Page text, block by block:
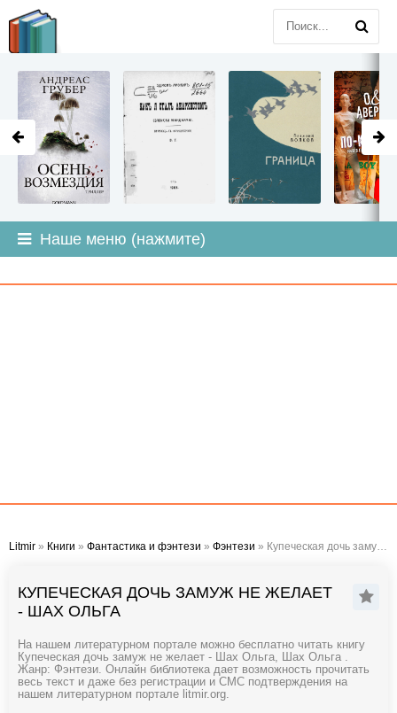
Наше меню (нажмите)
Litmir » Книги » Фантастика и фэнтези » Фэнтези » Купеческая дочь замуж не желает - Шах Ольга
КУПЕЧЕСКАЯ ДОЧЬ ЗАМУЖ НЕ ЖЕЛАЕТ
- ШАХ ОЛЬГА
На нашем литературном портале можно бесплатно читать книгу
Купеческая дочь замуж не желает - Шах Ольга, Шах Ольга .
Жанр: Фэнтези. Онлайн библиотека дает возможность прочитать
весь текст и даже без регистрации и СМС подтверждения на
нашем литературном портале litmir.org.
LITMIR.ORG